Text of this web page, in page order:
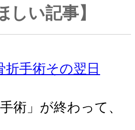
しい記事】
折手術その翌日
術」が終わって、